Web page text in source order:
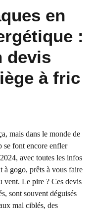
en
:
devis
à fric
mais dans le monde de
se font encore enfler
avec toutes les infos
à gogo, prêts à vous faire
vent. Le pire ? Ces devis
sont souvent déguisés
mal ciblés, des